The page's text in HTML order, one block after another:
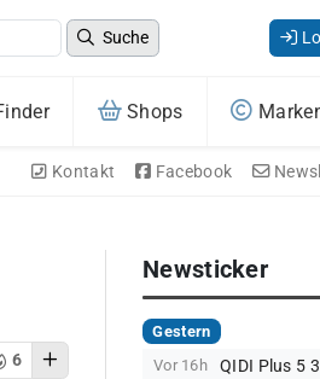
Suche
Shops
Kontakt Facebook
6
Newsticker
Gestern
Vor 16h
QIDI Plus 5